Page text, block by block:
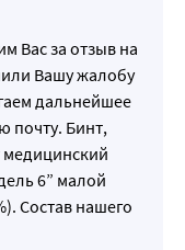
Вас за отзыв на
Вашу жалобу
дальнейшее
почту. Бинт,
6” малой
Состав нашего